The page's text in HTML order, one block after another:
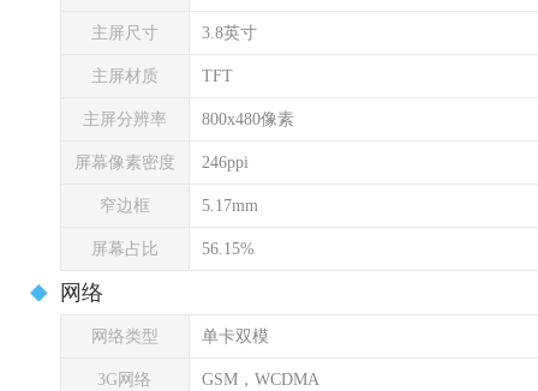
主屏尺寸 3.8英寸
主屏材质 TFT
主屏分辨率 800x480像素
屏幕像素密度 246ppi
窄边框 5.17mm
屏幕占比 56.15%
网络
网络类型 单卡双模
3G网络 GSM，WCDMA